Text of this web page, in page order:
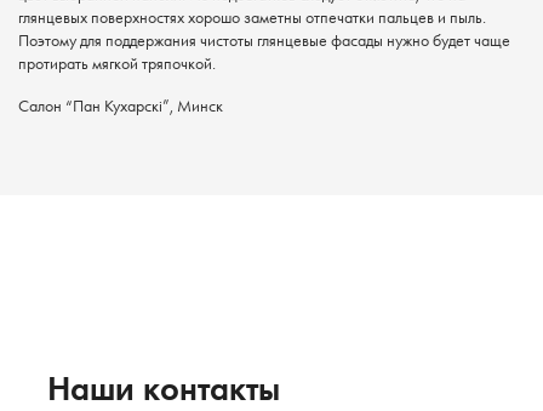
глянцевых поверхностях хорошо заметны отпечатки пальцев и пыль.
Поэтому для поддержания чистоты глянцевые фасады нужно будет чаще
протирать мягкой тряпочкой.
Салон “Пан Кухарскi”, Минск
Наши контакты